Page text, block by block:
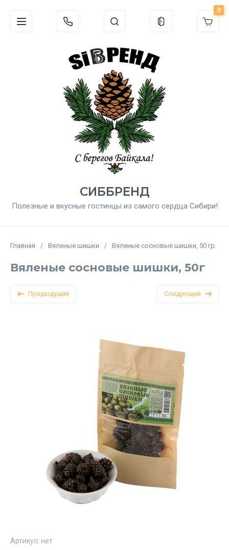
СИББРЕНД
Полезные и вкусные гостинцы из самого сердца Сибири!
0
Главная / Вяленые шишки / Вяленые сосновые шишки, 50 гр.
Вяленые сосновые шишки, 50г
Предыдущий Следующий
Артикул: нет